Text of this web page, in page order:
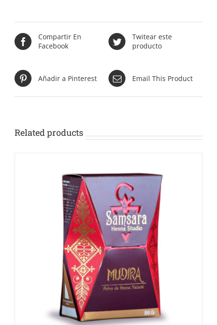
Compartir En
Facebook
Twitear este
producto
Añadir a Pinterest Email This Product
Related products
DETALLES